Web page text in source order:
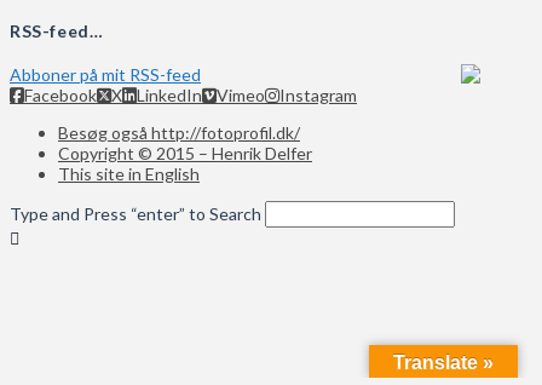
RSS-feed…
Abboner på mit RSS-feed
Facebook
X LinkedIn Vimeo
Instagram
Besøg også http://fotoprofil.dk/
Copyright © 2015 – Henrik Delfer
This site in English
Type and Press “enter” to Search
Translate »